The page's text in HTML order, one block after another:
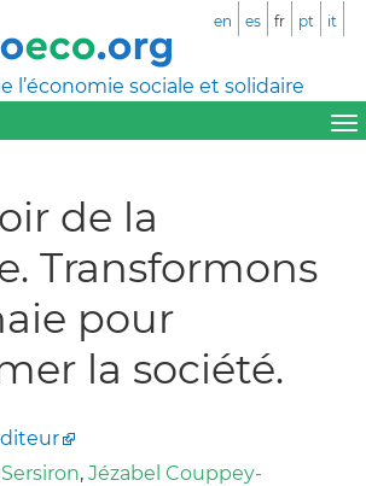
l’économie sociale et solidaire
en es fr pt it
de la
Transformons
pour
la société.
, Jézabel Couppey-